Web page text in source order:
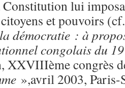
Constitution lui
et pouvoirs
démocratie : à
congolais du
XXVIIIème congrès
»,avril 2003, Paris-